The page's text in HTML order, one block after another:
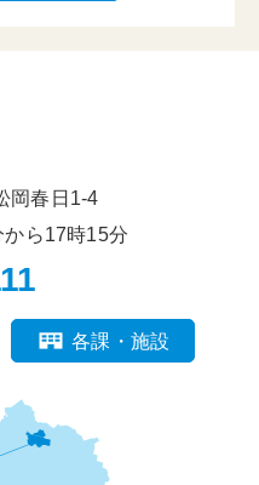
岡春日1-4
ら17時15分
各課・施設